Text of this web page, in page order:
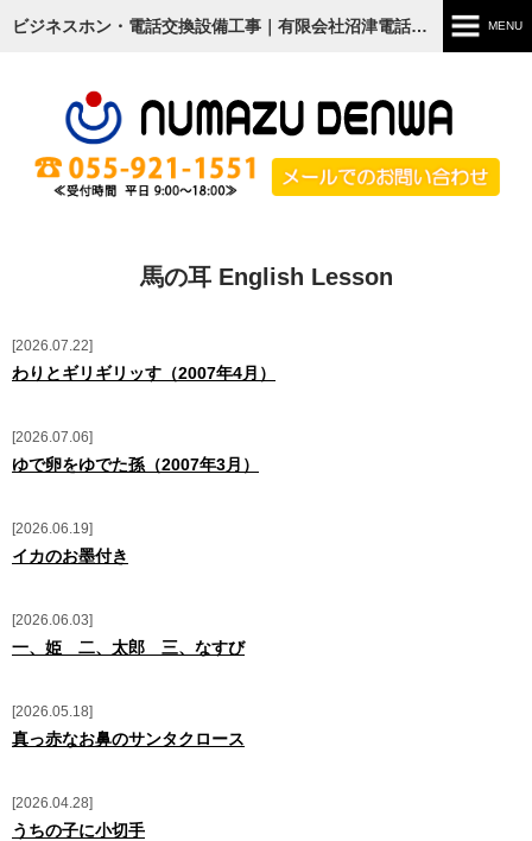
ビジネスホン・電話交換設備工事｜有限会社沼津電話工事 MENU
会社案内
サービス
NDKひかり
その他
笑い療法士
馬の耳 English Lesson
馬の耳 English Lesson
2026.07.22
わりとギリギリッす（2007年4月）
2026.07.06
ゆで卵をゆでた孫（2007年3月）
2026.06.19
イカのお墨付き
2026.06.03
一、姫 二、太郎 三、なすび
2026.05.18
真っ赤なお鼻のサンタクロース
2026.04.28
うちの子に小切手